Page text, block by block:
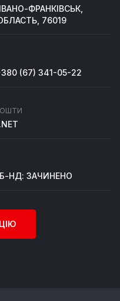
ФРАНКІВСЬК,
76019
(67) 341-05-22
НД: ЗАЧИНЕНО